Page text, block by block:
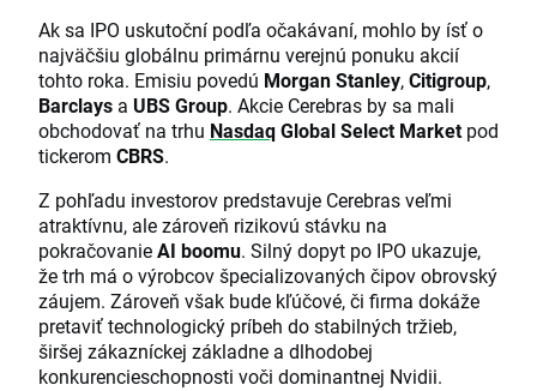
Ak sa IPO uskutoční podľa očakávaní, mohlo by ísť o
najväčšiu globálnu primárnu verejnú ponuku akcií
tohto roka. Emisiu povedú Morgan Stanley,Citigroup,
Barclays a UBS Group. Akcie Cerebras by sa mali
obchodovať na trhu NasdaqGlobal Select Marketpod
tickerom CBRS.
Z pohľadu investorov predstavuje Cerebras veľmi
atraktívnu, ale zároveň rizikovú stávku na
pokračovanieAI boomu. Silný dopyt po IPO ukazuje,
že trh má o výrobcov špecializovaných čipov obrovský
záujem. Zároveň však bude kľúčové, či firma dokáže
pretaviť technologický príbeh do stabilných tržieb,
širšej zákazníckej základne a dlhodobej
konkurencieschopnosti voči dominantnej Nvidii.